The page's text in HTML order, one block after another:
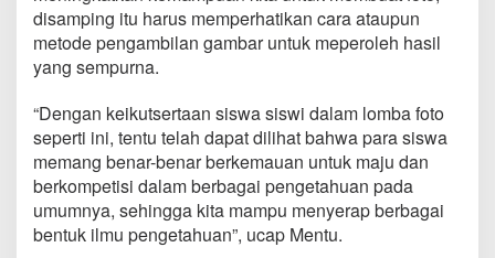
L
o
m
F
o
t
o
g
r
a
f
disamping itu harus memperhatikan cara ataupun
metode pengambilan gambar untuk meperoleh hasil
yang sempurna.
“Dengan keikutsertaan siswa siswi dalam lomba foto
seperti ini, tentu telah dapat dilihat bahwa para siswa
memang benar-benar berkemauan untuk maju dan
berkompetisi dalam berbagai pengetahuan pada
umumnya, sehingga kita mampu menyerap berbagai
bentuk ilmu pengetahuan”, ucap Mentu.